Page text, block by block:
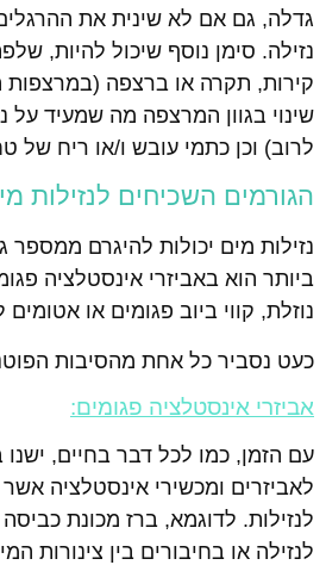
גדלה, גם אם לא שינית את
נזילה. סימן נוסף שיכול להיות,
קירות, תקרה או ברצפה (במרצפות
שינוי בגוון המרצפה מה שמעיד על
לרוב) וכן כתמי עובש ו/או ריח של
הגורמים השכיחים לנזילות
נזילות מים יכולות להיגרם ממספר
ביותר הוא באביזרי אינסטלציה
נוזלת, קווי ביוב פגומים או אטומים
כעט נסביר כל אחת מהסיבות
אביזרי אינסטלציה פגומים:
עם הזמן, כמו לכל דבר בחיים, ישנו
לאביזרים ומכשירי אינסטלציה אשר
לנזילות. לדוגמא, ברז מכונת
לנזילה או בחיבורים בין צינורות